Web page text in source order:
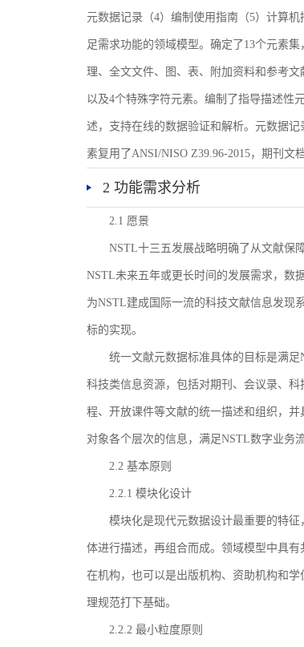
元数据记录（4）编制使用指南（5）计算
足需求功能的领域模型。确定了13个元素
理、全文文件、图、表、附加资料和参考
以及4个特殊字符元素。编制了指导描述性
述，支持在线的数据验证和解析。元数据
素复用了ANSI/NISO Z39.96-2015，期刊文
2 功能需求分析
2.1 愿景
NSTL十三五发展战略明确了从文献保
NSTL未来五年或更长时间的发展需求，数
为NSTL建成国际一流的科技文献信息发现
标的实现。
统一文献元数据标准具体的目标是满
科技类信息资源，包括对期刊、会议录、
程、开放课件等文献的统一描述和组织，
对象各个层次的信息，满足NSTL数字业务
2.2 基本原则
2.2.1 模块化设计
模块化是现代元数据设计最重要的特
体进行描述，再组合而成。领域模型中具
在机构，也可以是出版机构、资助机构和
理规范打下基础。
2.2.2 最小粒度原则